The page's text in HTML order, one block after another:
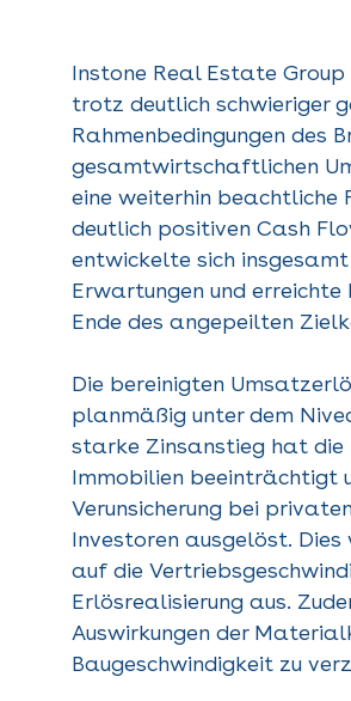
Instone Real Estate Group
trotz deutlich schwieriger
Rahmenbedingungen des
gesamtwirtschaftlichen
eine weiterhin
deutlich positiven Cash
entwickelte sich
Erwartungen und erreichte
Ende des angepeilten
Die bereinigten
planmäßig unter dem
starke Zinsanstieg hat die
Immobilien beeinträchtigt
Verunsicherung bei
Investoren ausgelöst.
auf die
Erlösrealisierung aus.
Auswirkungen der
Baugeschwindigkeit zu